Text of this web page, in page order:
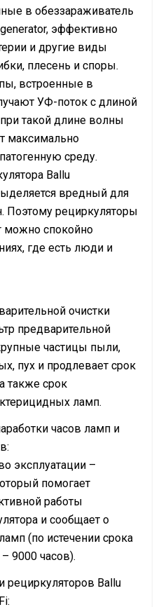
в обеззараживатель
эффективно
и другие виды
плесень и споры.
встроенные в
УФ-поток с длиной
такой длине волны
максимально
среду.
Ballu
вредный для
Поэтому рециркуляторы
можно спокойно
где есть люди и
очистки
предварительной
частицы пыли,
пух и продлевает срок
также срок
ламп.
часов ламп и
эксплуатации –
помогает
работы
и сообщает о
(по истечении срока
9000 часов).
рециркуляторов Ballu